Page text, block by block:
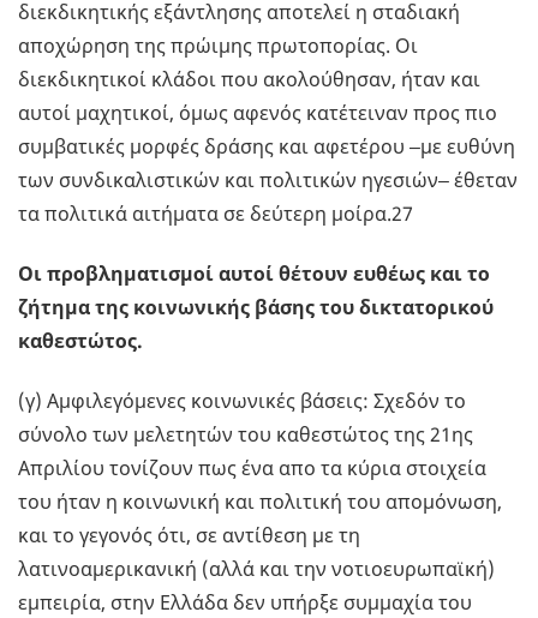
διεκδικητικής εξάντλησης αποτελεί η σταδιακή
αποχώρηση της πρώιμης πρωτοπορίας. Οι
διεκδικητικοί κλάδοι που ακολούθησαν, ήταν και
αυτοί μαχητικοί, όμως αφενός κατέτειναν προς πιο
συμβατικές μορφές δράσης και αφετέρου ‒με ευθύνη
των συνδικαλιστικών και πολιτικών ηγεσιών‒ έθεταν
τα πολιτικά αιτήματα σε δεύτερη μοίρα.27
Οι προβληματισμοί αυτοί θέτουν ευθέως και το
ζήτημα της κοινωνικής βάσης του δικτατορικού
καθεστώτος.
(γ) Αμφιλεγόμενες κοινωνικές βάσεις: Σχεδόν το
σύνολο των μελετητών του καθεστώτος της 21ης
Απριλίου τονίζουν πως ένα απο τα κύρια στοιχεία
του ήταν η κοινωνική και πολιτική του απομόνωση,
και το γεγονός ότι, σε αντίθεση με τη
λατινοαμερικανική (αλλά και την νοτιοευρωπαϊκή)
εμπειρία, στην Ελλάδα δεν υπήρξε συμμαχία του